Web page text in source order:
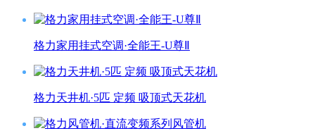
格力家用挂式空调·全能王-U尊Ⅱ
格力天井机·5匹 定频 吸顶式天花机